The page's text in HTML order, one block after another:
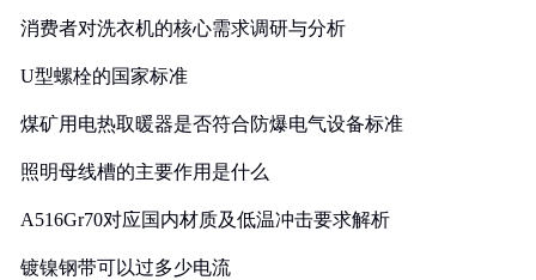
消费者对洗衣机的核心需求调研与分析
U型螺栓的国家标准
煤矿用电热取暖器是否符合防爆电气设备标准
照明母线槽的主要作用是什么
A516Gr70对应国内材质及低温冲击要求解析
镀镍钢带可以过多少电流